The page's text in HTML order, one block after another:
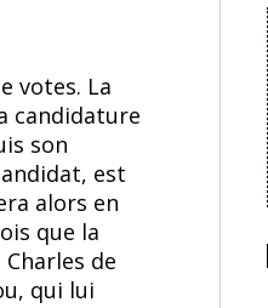
votes. La
candidature
son
est
alors en
que la
de
qui lui